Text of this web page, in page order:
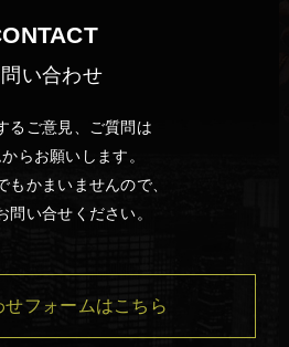
い合わせ
るご意見、ご質問は
らお願いします。
もかまいませんので、
問い合せください。
せフォームはこちら